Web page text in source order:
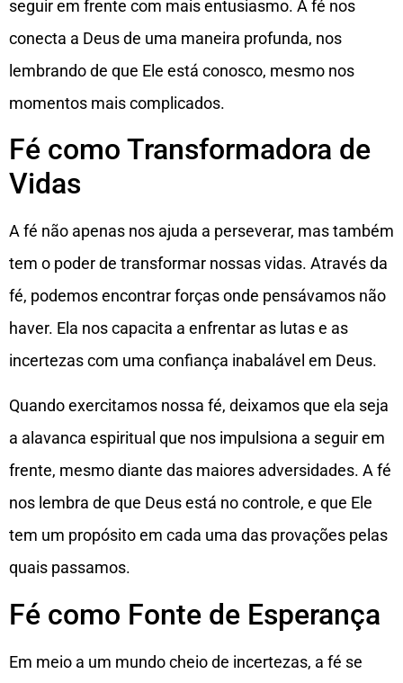
seguir em frente com mais entusiasmo. A fé nos
conecta a Deus de uma maneira profunda, nos
lembrando de que Ele está conosco, mesmo nos
momentos mais complicados.
Fé como Transformadora de
Vidas
A fé não apenas nos ajuda a perseverar, mas também
tem o poder de transformar nossas vidas. Através da
fé, podemos encontrar forças onde pensávamos não
haver. Ela nos capacita a enfrentar as lutas e as
incertezas com uma confiança inabalável em Deus.
Quando exercitamos nossa fé, deixamos que ela seja
a alavanca espiritual que nos impulsiona a seguir em
frente, mesmo diante das maiores adversidades. A fé
nos lembra de que Deus está no controle, e que Ele
tem um propósito em cada uma das provações pelas
quais passamos.
Fé como Fonte de Esperança
Em meio a um mundo cheio de incertezas, a fé se